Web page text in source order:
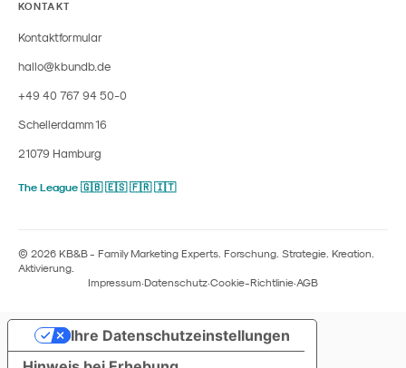
KONTAKT
Kontaktformular
hallo@kbundb.de
+49 40 767 94 50-0
Schellerdamm 16
21079 Hamburg
The League 🇬🇧 🇪🇸 🇫🇷 🇮🇹
© 2026 KB&B - Family Marketing Experts. Forschung. Strategie. Kreation.
Aktivierung.
Impressum·Datenschutz·Cookie-Richtlinie·AGB
Ihre Datenschutzeinstellungen